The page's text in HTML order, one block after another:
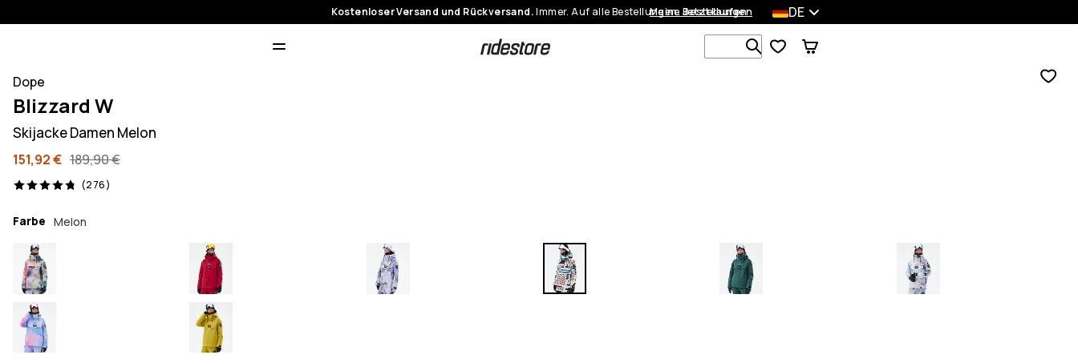
Kostenloser Versand und Rückversand.Immer. Auf alle Bestellungen. Jetzt kaufen
Meine Bestellungen DE
Durchsuche 1 000+ Produkte
Dope
Blizzard W
Skijacke Damen Melon
151,92 € 189,90 €
(276)
276 Reviews, 4.8/5
Farbe Melon